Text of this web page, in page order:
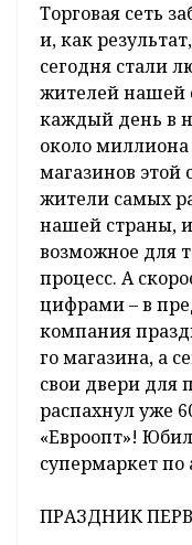
Торговая сеть
и, как
сегодня стали
жителей нашей
каждый день в
около
магазинов этой
жители самых
нашей страны,
возможное для
процесс. А
цифрами – в
компания
го магазина, а
свои двери для
распахнул уже
«Евроопт»!
супермаркет по
ПРАЗДНИК